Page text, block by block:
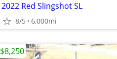
2022 Red Slingshot SL
8/5 6,000mi
$8,250